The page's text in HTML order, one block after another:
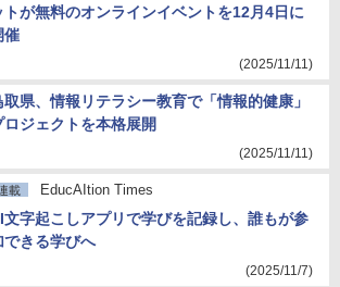
トが無料のオンラインイベントを12月4日に
催
(2025/11/11)
取県、情報リテラシー教育で「情報的健康」
ロジェクトを本格展開
(2025/11/11)
載 EducAItion Times
文字起こしアプリで学びを記録し、誰もが参
できる学びへ
(2025/11/7)